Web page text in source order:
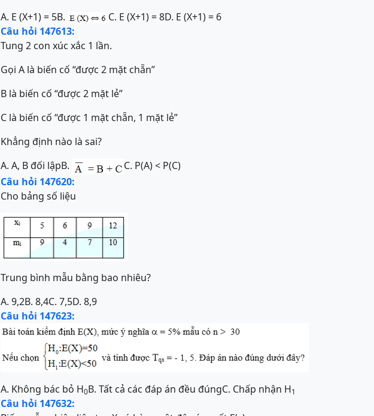
A. E (X+1) = 5B. C. E (X+1) = 8D. E (X+1) = 6
Câu hỏi 147613:
Tung 2 con xúc xắc 1 lần.
Gọi A là biến cố “được 2 mặt chẵn”
B là biến cố “được 2 mặt lẻ”
C là biến cố “được 1 mặt chẵn, 1 mặt lẻ”
Khẳng định nào là sai?
A. A, B đối lậpB.
C. P(A) < P(C)
Câu hỏi 147620:
Cho bảng số liệu
Trung bình mẫu bằng bao nhiêu?
A. 9,2B. 8,4C. 7,5D. 8,9
Câu hỏi 147623:
A. Không bác bỏ H0B. Tất cả các đáp án đều đúngC. Chấp nhận H1
Câu hỏi 147632: